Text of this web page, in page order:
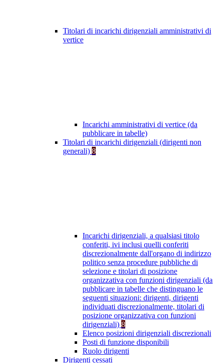
Titolari di incarichi dirigenziali amministrativi di
vertice
Incarichi amministrativi di vertice (da
pubblicare in tabelle)
Titolari di incarichi dirigenziali (dirigenti non
generali) 8
Incarichi dirigenziali, a qualsiasi titolo
conferiti, ivi inclusi quelli conferiti
discrezionalmente dall'organo di indirizzo
politico senza procedure pubbliche di
selezione e titolari di posizione
organizzativa con funzioni dirigenziali (da
pubblicare in tabelle che distinguano le
seguenti situazioni: dirigenti, dirigenti
individuati discrezionalmente, titolari di
posizione organizzativa con funzioni
dirigenziali) 8
Elenco posizioni dirigenziali discrezionali
Posti di funzione disponibili
Ruolo dirigenti
Dirigenti cessati